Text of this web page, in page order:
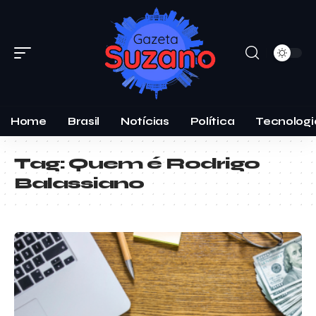
Home Brasil Notícias Política
Tag:Quem é Rodrigo
Balassiano